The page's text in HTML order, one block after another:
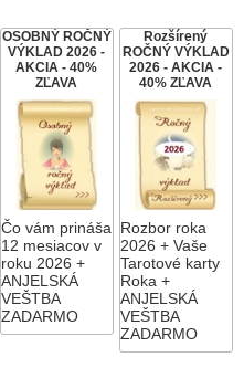
OSOBNÝ ROČNÝ
VÝKLAD 2026 -
AKCIA - 40%
ZĽAVA
Čo vám prináša
12 mesiacov v
roku 2026 +
ANJELSKÁ
VEŠTBA
ZADARMO
Rozšírený
ROČNÝ VÝKLAD
2026 - AKCIA -
40% ZĽAVA
Rozbor roka
2026 + Vaše
Tarotové karty
Roka +
ANJELSKÁ
VEŠTBA
ZADARMO